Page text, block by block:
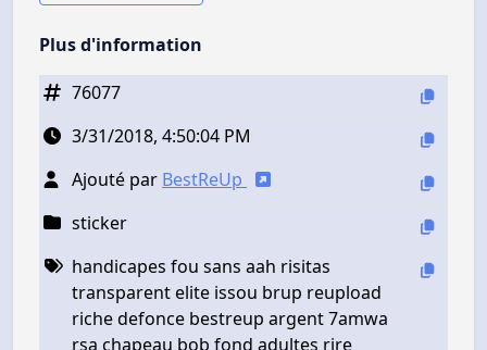
Plus d'information
76077
3/31/2018, 4:50:04 PM
Ajouté par BestReUp
sticker
handicapes fou sans aah risitas
transparent elite issou brup reupload
riche defonce bestreup argent 7amwa
rsa chapeau bob fond adultes rire